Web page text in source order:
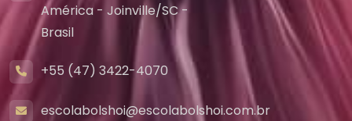
América - Joinville/SC -
Brasil
+55 (47) 3422-4070
escolabolshoi@escolabolshoi.com.br